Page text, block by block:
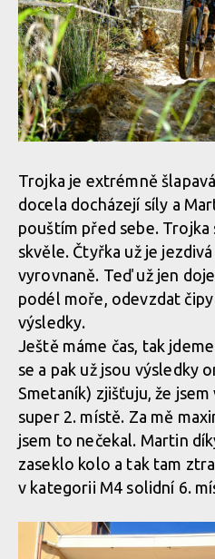
Trojka je extrémně
docela docházejí síly a
pouštím před sebe.
skvěle. Čtyřka už je
vyrovnaně. Teď už jen
podél moře, odevzdat
výsledky.
Ještě máme čas, tak
se a pak už jsou výsledky
Smetaník) zjišťuju, že
super 2. místě. Za mě
jsem to nečekal. Martin
zaseklo kolo a tak tam
v kategorii M4 solidní 6.